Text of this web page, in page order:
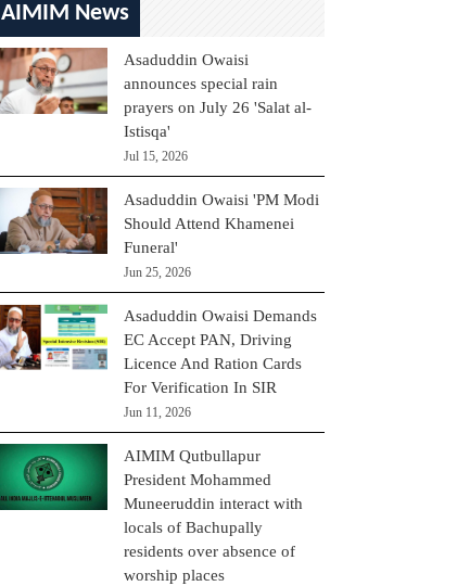
AIMIM News
Asaduddin Owaisi
announces special rain
prayers on July 26 'Salat al-
Istisqa'
Jul 15, 2026
Asaduddin Owaisi 'PM Modi
Should Attend Khamenei
Funeral'
Jun 25, 2026
Asaduddin Owaisi Demands
EC Accept PAN, Driving
Licence And Ration Cards
For Verification In SIR
Jun 11, 2026
AIMIM Qutbullapur
President Mohammed
Muneeruddin interact with
locals of Bachupally
residents over absence of
worship places